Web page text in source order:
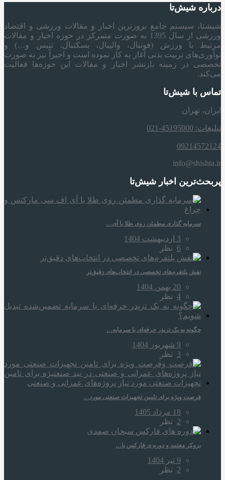
درباره شیش‌تا
شیشتا، سیستم جامع بروزترین اخبار و مقالات ورزشی و اقتصاد
ورزشی از سال 1395 به صورت متمرکز در حوزه اخبار و مقالات
مرتبط با ورزش (فوتبال، والیبال، بسکتبال، تنیس و…) و
نوآوری‌های تربیت بدنی آغاز به کار نموده است و اخیراً نیز به صورت
تخصصی در زمینه بازنشر اخبار و مقالات این حوزه‌ها فعالیت
می‌کند.
تماس با شیش‌تا
ایران، تهران
تبلیغات: 45195000-021
09214572124
info@shishta.ir
پربحث‌ترین اخبار شیش‌تا
سرمایه‌ گذاری مطمئن روی طلا با آی…
3 اردیبهشت 1404
6 نظر
نقش پلتفرم‌های تخصصی در انتخاب‌های دقیق‌تر
20 بهمن 1404
4 نظر
چگونه به یک تریدر حرفه‌ای با سرمایه…
9 شهریور 1404
3 نظر
فرصت ویژه برای تامین تجهیزات صنعتی مورد…
18 مرداد 1405
2 نظر
بروکر معتمد و دوره‌ ی فارکس با…
9 تیر 1404
2 نظر